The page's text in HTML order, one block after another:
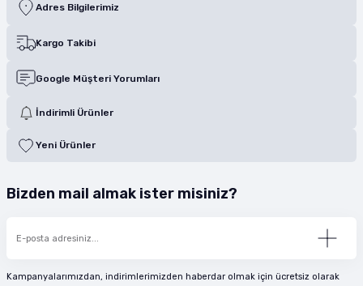
Adres Bilgilerimiz
Kargo Takibi
Google Müşteri Yorumları
İndirimli Ürünler
Yeni Ürünler
Bizden mail almak ister misiniz?
Kampanyalarımızdan, indirimlerimizden haberdar olmak için ücretsiz olarak